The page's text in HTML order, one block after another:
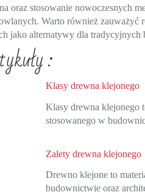
oraz stosowanie nowoczesnych
Warto również zauważyć
jako alternatywy dla
:
Klasy drewna klejonego
Klasy drewna klejonego
stosowanego w
Zalety drewna klejonego
Drewno klejone to
budownictwie oraz